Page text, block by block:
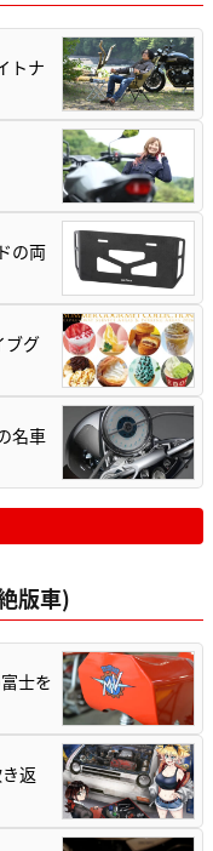
トナ
の両
ブグ
名車
版車)
士を
返